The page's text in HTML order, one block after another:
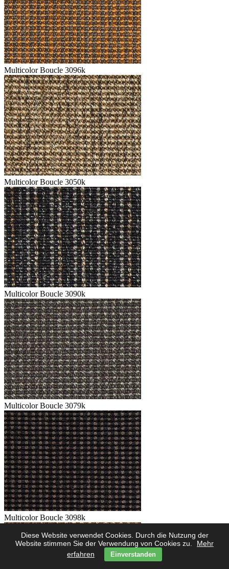
Diese Website verwendet Cookies. Durch die Nutzung der
Website stimmen Sie der Verwendung von Cookies zu.
Mehr
erfahren
Einverstanden
Multicolor Boucle 3096k
Multicolor Boucle 3050k
Multicolor Boucle 3090k
Multicolor Boucle 3079k
Multicolor Boucle 3098k